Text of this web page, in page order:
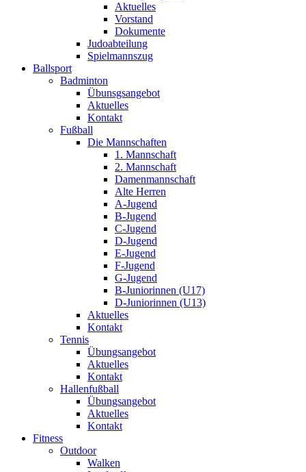
Aktuelles
Vorstand
Dokumente
Judoabteilung
Spielmannszug
Ballsport
Badminton
Übunsgsangebot
Aktuelles
Kontakt
Fußball
Die Mannschaften
1. Mannschaft
2. Mannschaft
Damenmannschaft
Alte Herren
A-Jugend
B-Jugend
C-Jugend
D-Jugend
E-Jugend
F-Jugend
G-Jugend
B-Juniorinnen (U17)
D-Juniorinnen (U13)
Aktuelles
Kontakt
Tennis
Übungsangebot
Aktuelles
Kontakt
Hallenfußball
Übungsangebot
Aktuelles
Kontakt
Fitness
Outdoor
Walken